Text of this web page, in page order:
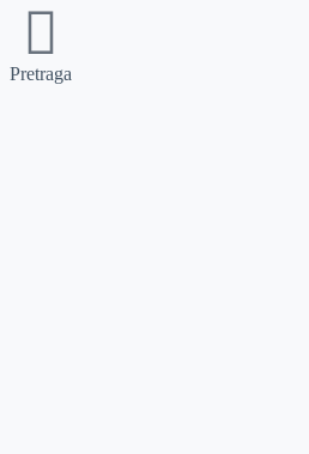
Pretraga